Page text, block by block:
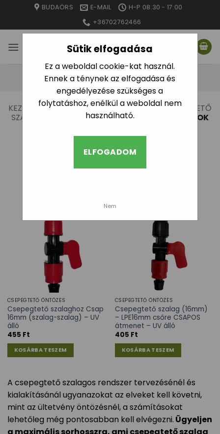
Sütik elfogadása
Ez a weboldal cookie-kat használ.
Ennek a ténynek az elfogadása és
engedélyezése szükséges a
folytatáshoz, enélkül a weboldal nem
használható.
ELFOGADOM
Nem
content
BUDAÖRS E-MAIL
H-P 08:30 - 17:00
+36702762466
KEZDŐLAP / CSEPEGTETŐ ÖNTÖZÉS / CSEPEGTETŐ
SZALAG IDOMOK
CSEPEGTETŐ SZALAG CSAPOK
SZŰRÉS
CSEPEGTETŐ ÖNTÖZÉS
Csepegtető szalaghoz Csap
16mm (szalag-szalag) – UV
álló
455 Ft
KOSÁRBA TESZEM
CSEPEGTETŐ ÖNTÖZÉS
Csepegtető szalag (16mm)
– LPE16mm csőre CSAPOS
átmenet – UV álló
405 Ft
KOSÁRBA TESZEM
A csepegtető szalagos rendszer tervezésénél és
kialakításánál ugyanazokat az elveket kell követni,
mint az ültetvény öntözésnél, a számításokat
lehetőleg még pontosabban kell elvégezni. Ügyeljen
a maximális sorhosszra, ami csepegtető szalag